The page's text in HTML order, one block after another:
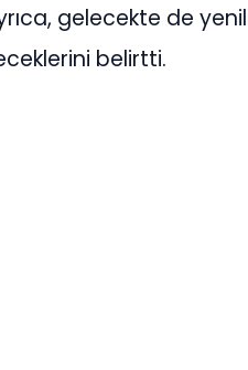
gelecekte de
belirtti.